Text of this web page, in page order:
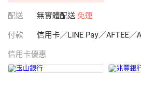
配送 無實體配送 免運
付款 信用卡／LINE Pay／AFTEE／
信用卡優惠